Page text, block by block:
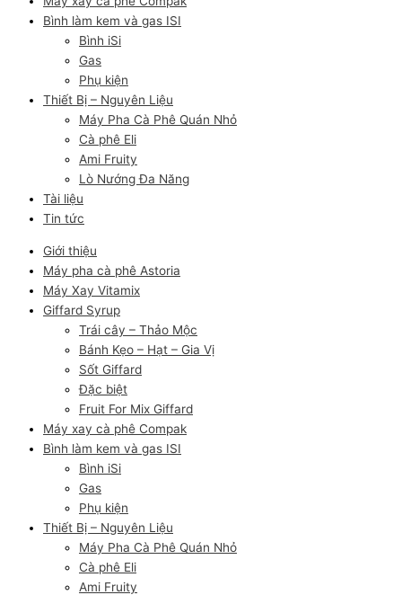
Bình làm kem và gas ISI
Bình iSi
Gas
Phụ kiện
Thiết Bị – Nguyên Liệu
Máy Pha Cà Phê Quán Nhỏ
Cà phê Eli
Ami Fruity
Lò Nướng Đa Năng
Tài liệu
Tin tức
Giới thiệu
Máy pha cà phê Astoria
Máy Xay Vitamix
Giffard Syrup
Trái cây – Thảo Mộc
Bánh Kẹo – Hạt – Gia Vị
Sốt Giffard
Đặc biệt
Fruit For Mix Giffard
Máy xay cà phê Compak
Bình làm kem và gas ISI
Bình iSi
Gas
Phụ kiện
Thiết Bị – Nguyên Liệu
Máy Pha Cà Phê Quán Nhỏ
Cà phê Eli
Ami Fruity